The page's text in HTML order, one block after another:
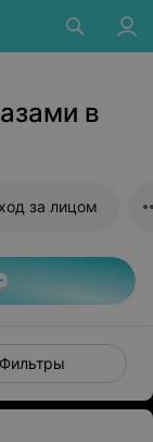
в
за лицом
Фильтры